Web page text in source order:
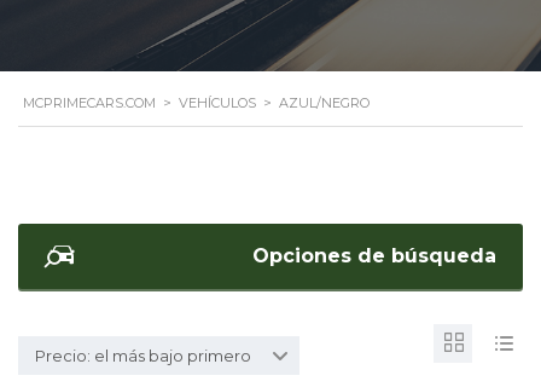
MCPRIMECARS.COM > VEHÍCULOS > AZUL/NEGRO
Opciones de búsqueda
Precio: el más bajo primero